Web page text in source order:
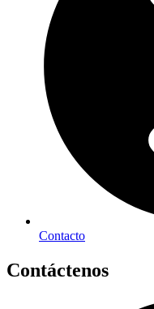
Contacto
Contáctenos